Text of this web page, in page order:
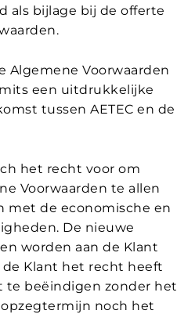
als bijlage bij de offerte
Algemene Voorwaarden
een uitdrukkelijke
tussen AETEC en de
het recht voor om
Voorwaarden te allen
met de economische en
De nieuwe
worden aan de Klant
de Klant het recht heeft
te beëindigen zonder het
noch het